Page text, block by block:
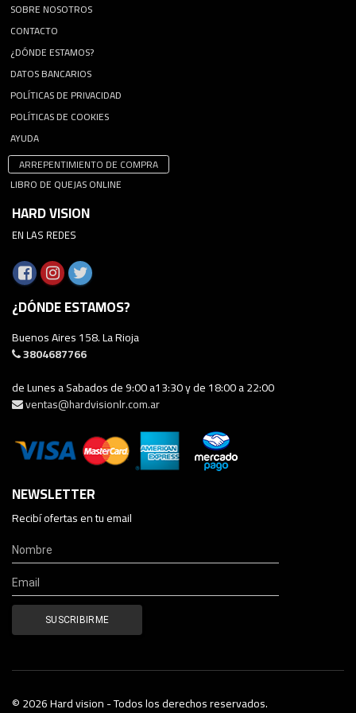
SOBRE NOSOTROS
CONTACTO
¿DÓNDE ESTAMOS?
DATOS BANCARIOS
POLÍTICAS DE PRIVACIDAD
POLÍTICAS DE COOKIES
AYUDA
ARREPENTIMIENTO DE COMPRA
LIBRO DE QUEJAS ONLINE
HARD VISION
EN LAS REDES
¿DÓNDE ESTAMOS?
Buenos Aires 158. La Rioja
3804687766
de Lunes a Sabados de 9:00 a13:30 y de 18:00 a 22:00
ventas@hardvisionlr.com.ar
NEWSLETTER
Recibí ofertas en tu email
© 2026 Hard vision - Todos los derechos reservados.